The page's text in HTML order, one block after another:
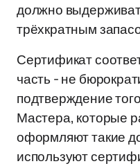
должно
трёхкратным
Сертификат
часть - не
подтверждение
Мастера, которые
оформляют такие
используют